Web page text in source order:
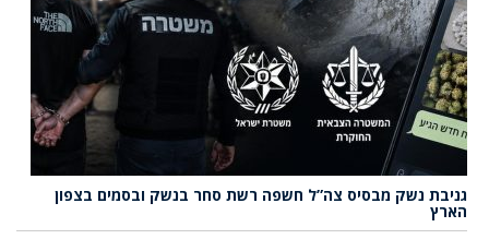
גניבת נשק מבסיס צה”ל חשפה רשת סחר בנשק ובסמים בצפון
הארץ